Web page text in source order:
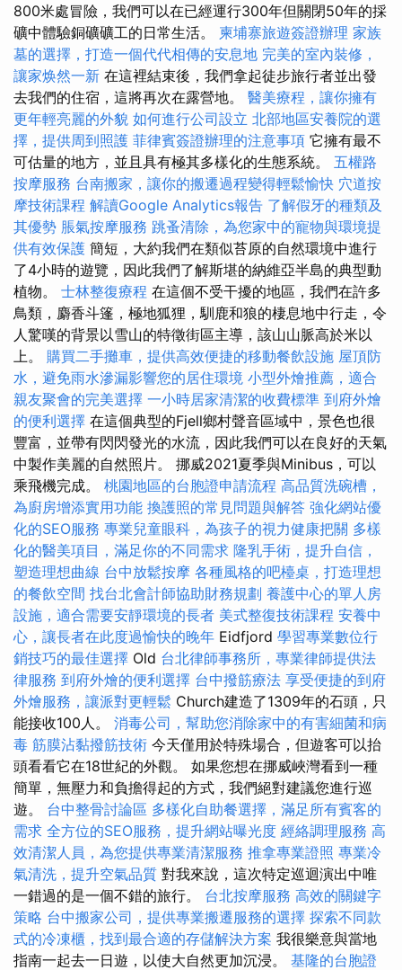
800米處冒險，我們可以在已經運行300年但關閉50年的採
礦中體驗銅礦礦工的日常生活。 柬埔寨旅遊簽證辦理 家族
墓的選擇，打造一個代代相傳的安息地 完美的室內裝修，
讓家焕然一新 在這裡結束後，我們拿起徒步旅行者並出發
去我們的住宿，這將再次在露營地。 醫美療程，讓你擁有
更年輕亮麗的外貌 如何進行公司設立 北部地區安養院的選
擇，提供周到照護 菲律賓簽證辦理的注意事項 它擁有最不
可估量的地方，並且具有極其多樣化的生態系統。 五權路
按摩服務 台南搬家，讓你的搬遷過程變得輕鬆愉快 穴道按
摩技術課程 解讀Google Analytics報告 了解假牙的種類及
其優勢 脹氣按摩服務 跳蚤清除，為您家中的寵物與環境提
供有效保護 簡短，大約我們在類似苔原的自然環境中進行
了4小時的遊覽，因此我們了解斯堪的納維亞半島的典型動
植物。 士林整復療程 在這個不受干擾的地區，我們在許多
鳥類，麝香斗篷，極地狐狸，馴鹿和狼的棲息地中行走，令
人驚嘆的背景以雪山的特徵街區主導，該山山脈高於米以
上。 購買二手攤車，提供高效便捷的移動餐飲設施 屋頂防
水，避免雨水滲漏影響您的居住環境 小型外燴推薦，適合
親友聚會的完美選擇 一小時居家清潔的收費標準 到府外燴
的便利選擇 在這個典型的Fjell鄉村聲音區域中，景色也很
豐富，並帶有閃閃發光的水流，因此我們可以在良好的天氣
中製作美麗的自然照片。 挪威2021夏季與Minibus，可以
乘飛機完成。 桃園地區的台胞證申請流程 高品質洗碗槽，
為廚房增添實用功能 換護照的常見問題與解答 強化網站優
化的SEO服務 專業兒童眼科，為孩子的視力健康把關 多樣
化的醫美項目，滿足你的不同需求 隆乳手術，提升自信，
塑造理想曲線 台中放鬆按摩 各種風格的吧檯桌，打造理想
的餐飲空間 找台北會計師協助財務規劃 養護中心的單人房
設施，適合需要安靜環境的長者 美式整復技術課程 安養中
心，讓長者在此度過愉快的晚年 Eidfjord 學習專業數位行
銷技巧的最佳選擇 Old 台北律師事務所，專業律師提供法
律服務 到府外燴的便利選擇 台中撥筋療法 享受便捷的到府
外燴服務，讓派對更輕鬆 Church建造了1309年的石頭，只
能接收100人。 消毒公司，幫助您消除家中的有害細菌和病
毒 筋膜沾黏撥筋技術 今天僅用於特殊場合，但遊客可以抬
頭看看它在18世紀的外觀。 如果您想在挪威峽灣看到一種
簡單，無壓力和負擔得起的方式，我們絕對建議您進行巡
遊。 台中整骨討論區 多樣化自助餐選擇，滿足所有賓客的
需求 全方位的SEO服務，提升網站曝光度 經絡調理服務 高
效清潔人員，為您提供專業清潔服務 推拿專業證照 專業冷
氣清洗，提升空氣品質 對我來說，這次特定巡迴演出中唯
一錯過的是一個不錯的旅行。 台北按摩服務 高效的關鍵字
策略 台中搬家公司，提供專業搬遷服務的選擇 探索不同款
式的冷凍櫃，找到最合適的存儲解決方案 我很樂意與當地
指南一起去一日遊，以使大自然更加沉浸。 基隆的台胞證